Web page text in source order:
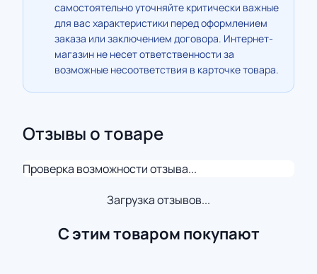
самостоятельно уточняйте критически важные
для вас характеристики перед оформлением
заказа или заключением договора. Интернет-
магазин не несет ответственности за
возможные несоответствия в карточке товара.
Отзывы о товаре
Проверка возможности отзыва...
Загрузка отзывов...
С этим товаром покупают